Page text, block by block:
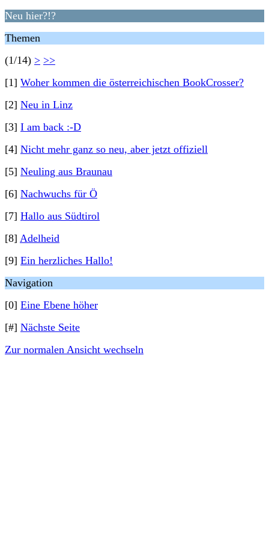
Neu hier?!?
Themen
(1/14) > >>
[1] Woher kommen die österreichischen BookCrosser?
[2] Neu in Linz
[3] I am back :-D
[4] Nicht mehr ganz so neu, aber jetzt offiziell
[5] Neuling aus Braunau
[6] Nachwuchs für Ö
[7] Hallo aus Südtirol
[8] Adelheid
[9] Ein herzliches Hallo!
Navigation
[0] Eine Ebene höher
[#] Nächste Seite
Zur normalen Ansicht wechseln